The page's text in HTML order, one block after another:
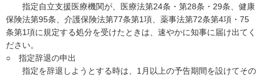
指定自立支援医療機関が、医療法第24条・第28条・29条、健康
保険法第95条、介護保険法第77条第1項、薬事法第72条第4項・75
条第1項に規定する処分を受けたときは、速やかに知事に届け出てく
ださい。
○ 指定辞退の申出
指定を辞退しようとする時は、1月以上の予告期間を設けてその